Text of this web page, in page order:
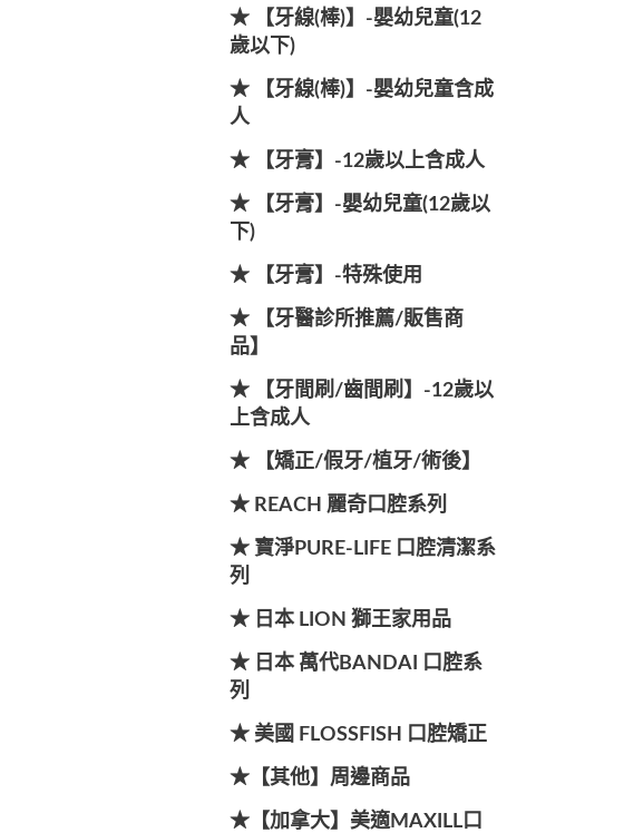
★ 【牙線(棒)】-嬰幼兒童(12
歲以下)
★ 【牙線(棒)】-嬰幼兒童含成
人
★ 【牙膏】-12歲以上含成人
★ 【牙膏】-嬰幼兒童(12歲以
下)
★ 【牙膏】-特殊使用
★ 【牙醫診所推薦/販售商
品】
★ 【牙間刷/齒間刷】-12歲以
上含成人
★ 【矯正/假牙/植牙/術後】
★ REACH 麗奇口腔系列
★ 寶淨PURE-LIFE 口腔清潔系
列
★ 日本 LION 獅王家用品
★ 日本 萬代BANDAI 口腔系
列
★ 美國 FLOSSFISH 口腔矯正
★【其他】周邊商品
★【加拿大】美適MAXILL口